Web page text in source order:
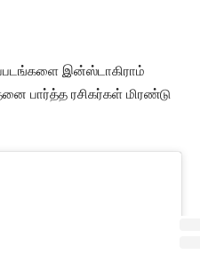
இன்ஸ்டாகிராம்
பார்த்த ரசிகர்கள் மிரண்டு